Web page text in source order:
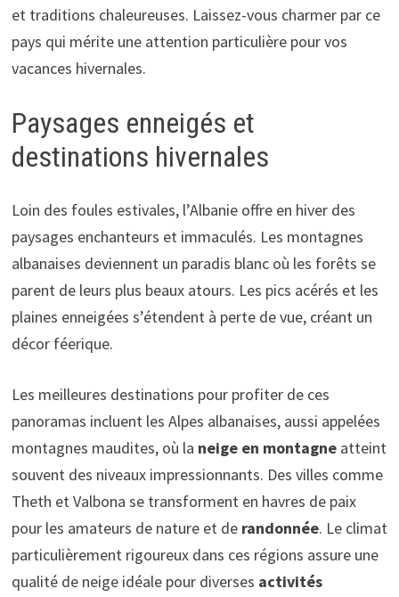
et traditions chaleureuses. Laissez-vous charmer par ce
pays qui mérite une attention particulière pour vos
vacances hivernales.
Paysages enneigés et
destinations hivernales
Loin des foules estivales, l’Albanie offre en hiver des
paysages enchanteurs et immaculés. Les montagnes
albanaises deviennent un paradis blanc où les forêts se
parent de leurs plus beaux atours. Les pics acérés et les
plaines enneigées s’étendent à perte de vue, créant un
décor féerique.
Les meilleures destinations pour profiter de ces
panoramas incluent les Alpes albanaises, aussi appelées
montagnes maudites, où la neige en montagneatteint
souvent des niveaux impressionnants. Des villes comme
Theth et Valbona se transforment en havres de paix
pour les amateurs de nature et de randonnée. Le climat
particulièrement rigoureux dans ces régions assure une
qualité de neige idéale pour diverses activités